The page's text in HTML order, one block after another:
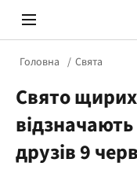
Головна Свята
Свято щирих
друзів 9